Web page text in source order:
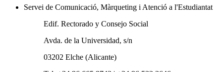
Servei de Comunicació, Màrqueting i Atenció a l'Estudiantat
Edif. Rectorado y Consejo Social
Avda. de la Universidad, s/n
03202 Elche (Alicante)